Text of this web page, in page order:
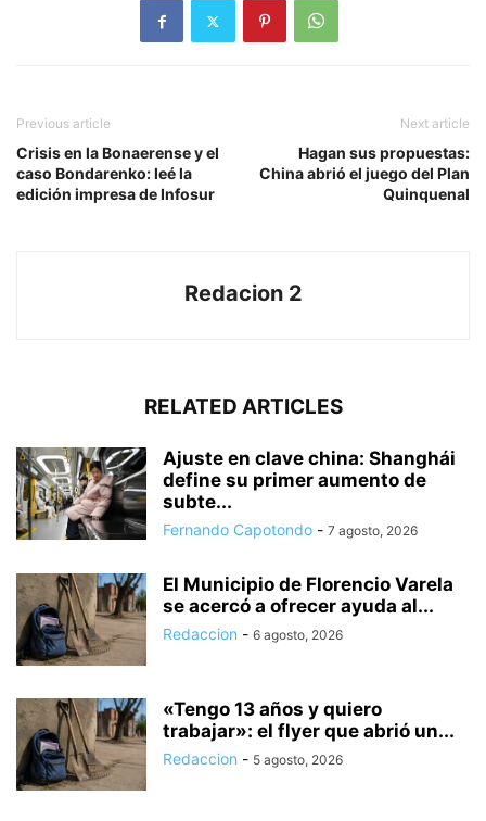
Previous article
Crisis en la Bonaerense y el
caso Bondarenko: leé la
edición impresa de Infosur
Next article
Hagan sus propuestas:
China abrió el juego del Plan
Quinquenal
Redacion 2
RELATED ARTICLES
Ajuste en clave china: Shanghái
define su primer aumento de
subte...
Fernando Capotondo - 7 agosto, 2026
El Municipio de Florencio Varela
se acercó a ofrecer ayuda al...
Redaccion - 6 agosto, 2026
«Tengo 13 años y quiero
trabajar»: el flyer que abrió un...
Redaccion - 5 agosto, 2026